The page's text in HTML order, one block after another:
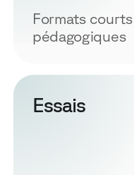
Formats
pédagogiques
Essais